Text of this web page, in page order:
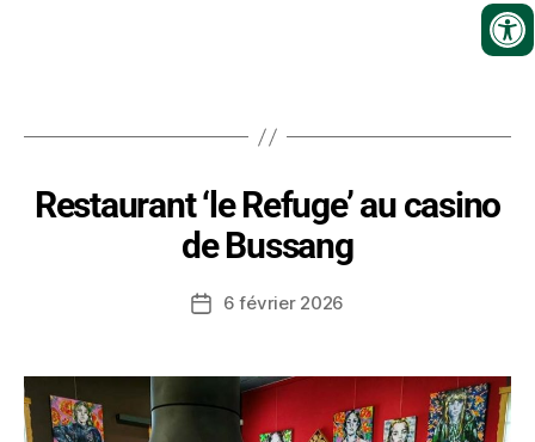
Restaurant ‘le Refuge’ au casino
de Bussang
6 février 2026